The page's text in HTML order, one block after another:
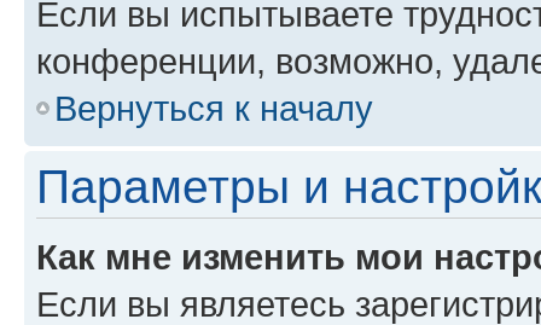
Если вы испытываете
конференции, возможно,
Вернуться к началу
Параметры и
Как мне изменить мои
Если вы являетесь